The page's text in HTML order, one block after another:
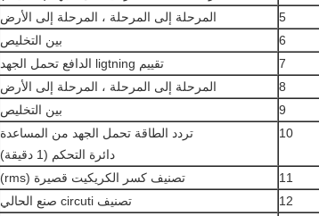
5
المرحلة إلى المرحلة ، المرحلة إلى الأرض
6
بين التخليص
7
تقييم ligtning الدافع تحمل الجهد
8
المرحلة إلى المرحلة ، المرحلة إلى الأرض
9
بين التخليص
10
تردد الطاقة تحمل الجهد من المساعدة
دائرة التحكم (1 دقيقة)
11 تصنيف كسر الكريكيت قصيرة (rms)
12
تصنيف circuti صنع الحالي